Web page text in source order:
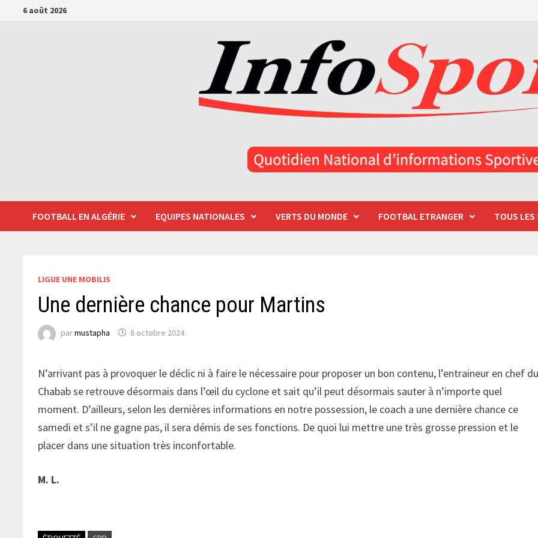
Passer6 août 2026
FOOTBALL EN ALGÉRIE EQUIPES NATIONALES VERTS DU MONDE FOOTBAL ETRANGER TOUS LES
LIGUE UNE MOBILIS
Une dernière chance pour Martins
parmustapha 8 octobre 2024
N’arrivant pas à provoquer le déclic ni à faire le nécessaire pour proposer un bon contenu, l’entraineur en chef
Chabab se retrouve désormais dans l’œil du cyclone et sait qu’il peut désormais sauter à n’importe quel
moment. D’ailleurs, selon les dernières informations en notre possession, le coach a une dernière chance ce
samedi et s’il ne gagne pas, il sera démis de ses fonctions. De quoi lui mettre une très grosse pression et le
placer dans une situation très inconfortable.
M. L.